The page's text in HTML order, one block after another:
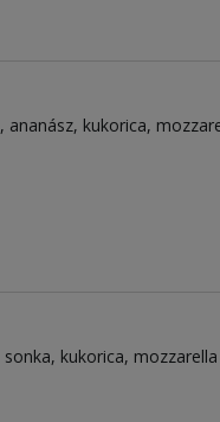
ananász kukorica
sonka kukorica mozzarella